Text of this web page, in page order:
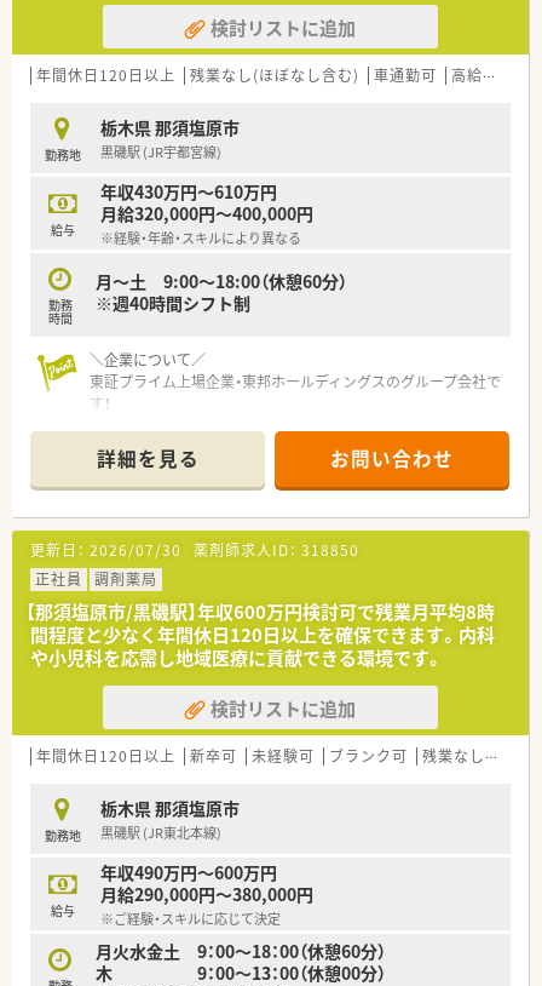
検討リストに追加
年間休日120日以上 残業なし(ほぼなし含む) 車通勤可 高給与(600万円以上)
勤務地
栃木県 那須塩原市
黒磯駅 (JR宇都宮線)
給与
年収430万円～610万円
月給320,000円～400,000円
※経験・年齢・スキルにより異なる
勤務
時間
月～土 9:00～18:00（休憩60分）
※週40時間シフト制
＼企業について／
東証プライム上場企業・東邦ホールディングスのグループ会社で
す！
「全ては健康を願う人々のために」をモットーに、地域の皆さま
に信頼されるかかりつけ薬局を目指しています。
≪≪≪ ここが魅力 ≫≫≫
☆【教育・研修制度】
フォローアップ研修・エキスパート研修・薬局長研修・管理者研修
などスキルに合わせた研修制度をご用意。
またe-learningを導入しており、こちらは会社で費用補助をして
います。
その他、学会発表にも積極的に参加しており、日々の取り組みか
ら奨励し調剤過誤防止については全社共有しています。
☆【福利厚生面】
産前・産後・育児休暇は100%取得可能で、時短勤務で働く社員も
多数いる環境です。
応じて、長く安心して働ける環境作りをしております。
詳細を見る お問い合わせ
更新日： 2026/07/30 薬剤師求人ID： 318850
正社員
調剤薬局
【那須塩原市/黒磯駅】年収600万円検討可で残業月平均8時
間程度と少なく年間休日120日以上を確保できます。内科
や小児科を応需し地域医療に貢献できる環境です。
検討リストに追加
年間休日120日以上 新卒可 未経験可 ブランク可 残業なし(ほぼなし含む)
勤務地
栃木県 那須塩原市
黒磯駅 (JR東北本線)
給与
年収490万円～600万円
月給290,000円～380,000円
※ご経験・スキルに応じて決定
月火水金土 9：00～18：00（休憩60分）
木 9：00～13：00（休憩00分）